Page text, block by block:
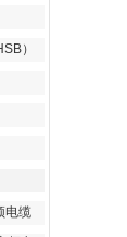
）
电缆